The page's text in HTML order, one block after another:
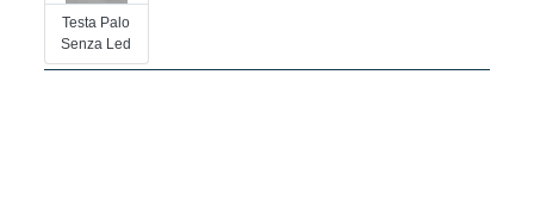
Testa Palo
Senza Led